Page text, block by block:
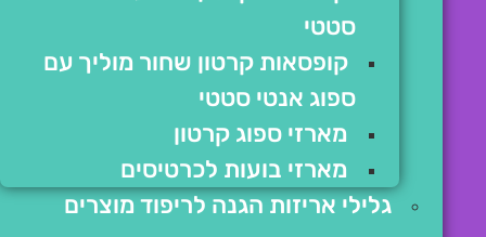
סטטי
קופסאות קרטון שחור מוליך עם
ספוג אנטי סטטי
מארזי ספוג קרטון
מארזי בועות לכרטיסים
גלילי אריזות הגנה לריפוד מוצרים